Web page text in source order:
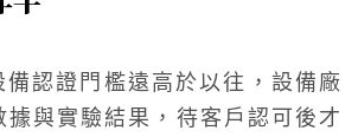
認證門檻遠高於以往，設備廠
據與實驗結果，待客戶認可後才